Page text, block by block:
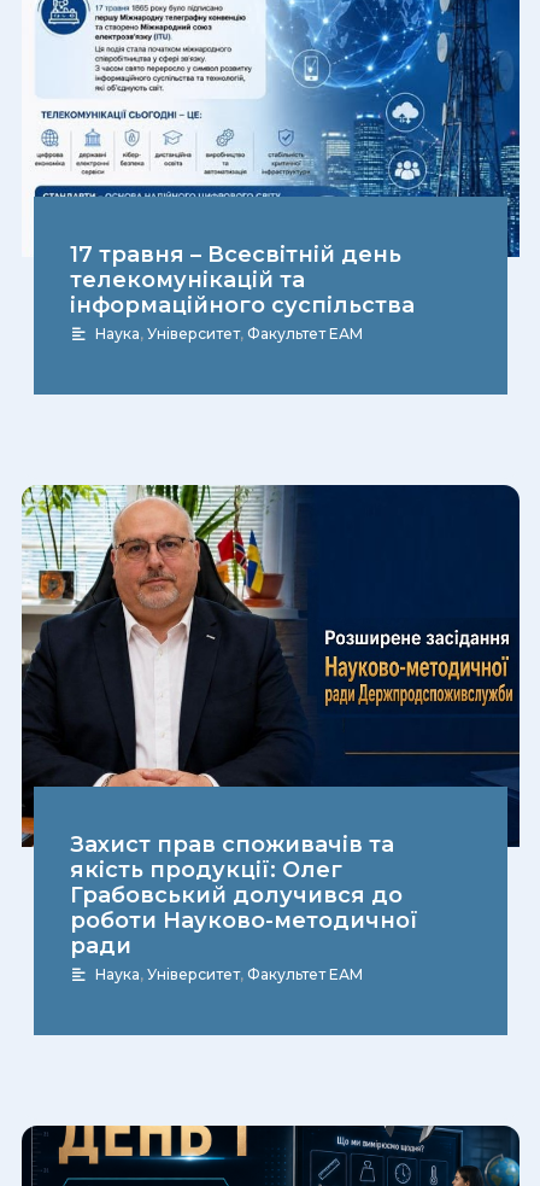
17 травня – Всесвітній день
телекомунікацій та
інформаційного суспільства
Наука, Університет, Факультет ЕАМ
Захист прав споживачів та
якість продукції: Олег
Грабовський долучився до
роботи Науково-методичної
ради
Наука, Університет, Факультет ЕАМ